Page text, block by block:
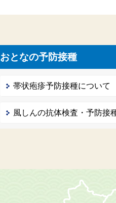
おとなの予防接種
帯状疱疹予防接種について
風しんの抗体検査・予防接